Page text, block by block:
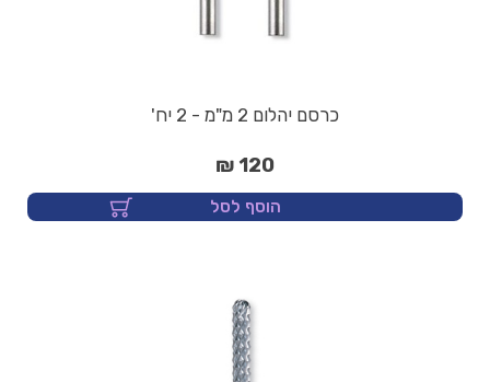
כרסם יהלום 2 מ"מ - 2 יח'
120 ₪
הוסף לסל